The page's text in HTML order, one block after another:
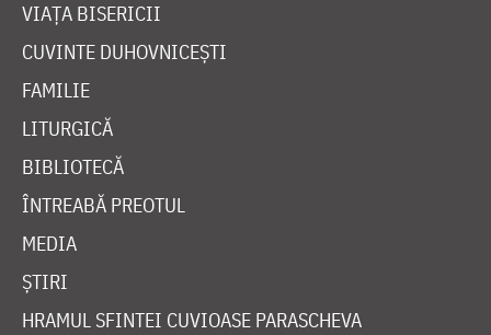
VIAȚA BISERICII
CUVINTE DUHOVNICEȘTI
FAMILIE
LITURGICĂ
BIBLIOTECĂ
ÎNTREABĂ PREOTUL
MEDIA
ȘTIRI
HRAMUL SFINTEI CUVIOASE PARASCHEVA